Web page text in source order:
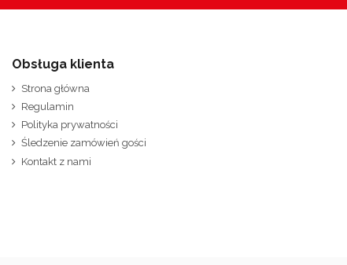
Obsługa klienta
Strona główna
Regulamin
Polityka prywatności
Śledzenie zamówień gości
Kontakt z nami